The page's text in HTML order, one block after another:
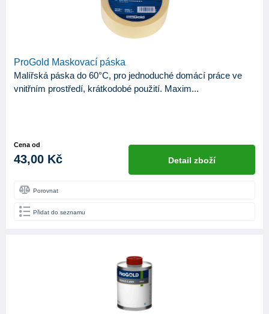
ProGold Maskovací páska
Malířská páska do 60°C, pro jednoduché domácí práce ve
vnitřním prostředí, krátkodobé použití. Maxim...
Cena od
43,00 Kč Detail zboží
Porovnat
Přidat do seznamu